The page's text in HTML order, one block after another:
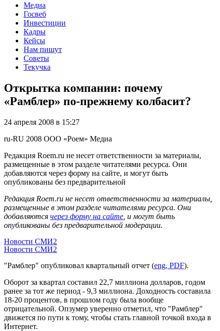
Медиа
Госвеб
Инвестиции
Кадры
Кейсы
Нам пишут
Советы
Текучка
Открытка компании: почему
«Рамблер» по-прежнему колбасит?
24 апреля 2008 в 15:27
ru-RU 2008 ООО «Роем» Медиа
Редакция Roem.ru не несет ответственности за материалы,
размещенные в этом разделе читателями ресурса. Они
добавляются через форму на сайте, и могут быть
опубликованы без предварительной
Редакция Roem.ru не несет ответственности за материалы,
размещенные в этом разделе читателями ресурса. Они
добавляются через форму на сайте , и могут быть
опубликованы без предварительной модерации.
Новости СМИ2
Новости СМИ2
"Рамблер" опубликовал квартальный отчет (eng, PDF).
Оборот за квартал составил 22,7 миллиона долларов, годом
ранее за тот же период - 9,3 миллиона. Доходность составила
18-20 процентов, в прошлом году была вообще
отрицательной. Опзумер уверенно отметил, что "Рамблер"
движется по пути к тому, чтобы стать главной точкой входа в
Интернет.